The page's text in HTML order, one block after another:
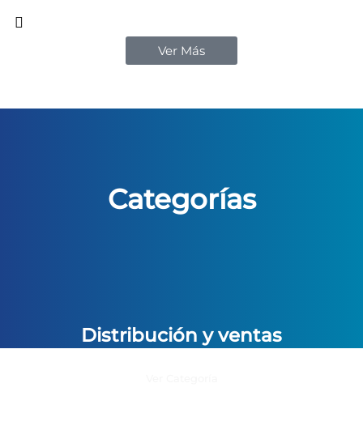
Ver Más
Categorías
Distribución y ventas